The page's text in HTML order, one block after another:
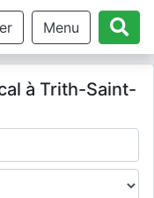
Menu
à Trith-Saint-